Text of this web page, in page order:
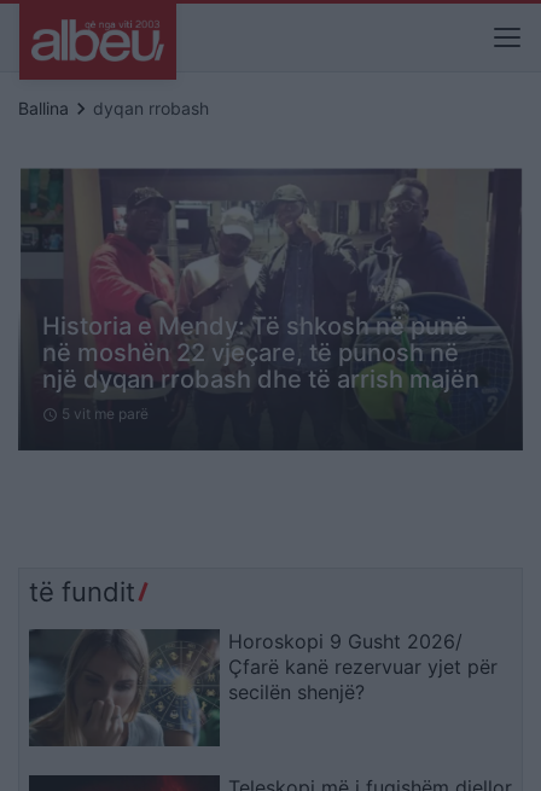
Ballina keyboard_arrow_right dyqan rrobash
Historia e Mendy: Të shkosh në punë
në moshën 22 vjeçare, të punosh në
një dyqan rrobash dhe të arrish majën
schedule 5 vit me parë
të fundit
Horoskopi 9 Gusht 2026/
Çfarë kanë rezervuar yjet për
secilën shenjë?